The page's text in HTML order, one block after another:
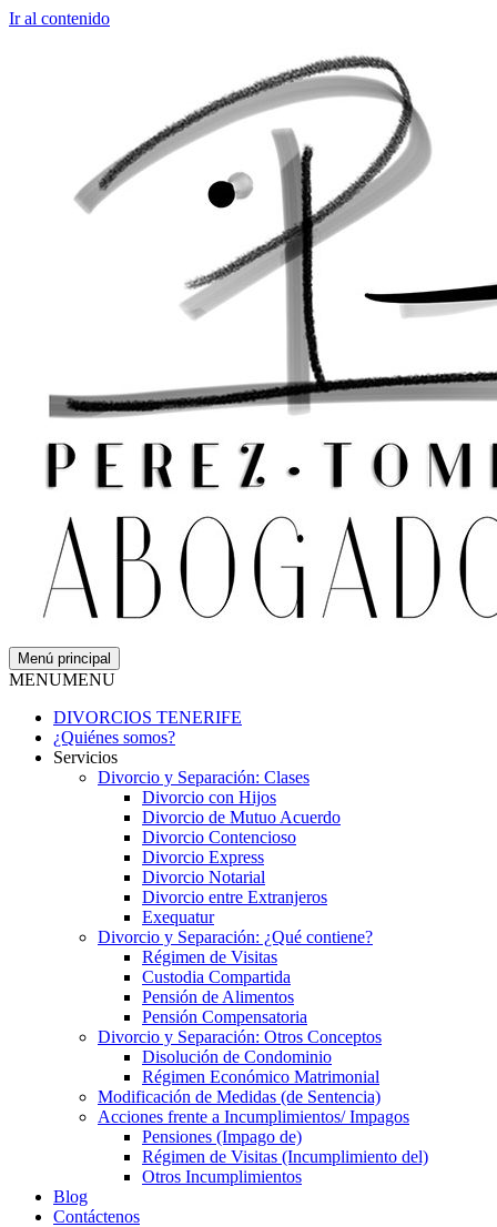
Ir al contenido
Menú principal
MENUMENU
DIVORCIOS TENERIFE
¿Quiénes somos?
Servicios
Divorcio y Separación: Clases
Divorcio con Hijos
Divorcio de Mutuo Acuerdo
Divorcio Contencioso
Divorcio Express
Divorcio Notarial
Divorcio entre Extranjeros
Exequatur
Divorcio y Separación: ¿Qué contiene?
Régimen de Visitas
Custodia Compartida
Pensión de Alimentos
Pensión Compensatoria
Divorcio y Separación: Otros Conceptos
Disolución de Condominio
Régimen Económico Matrimonial
Modificación de Medidas (de Sentencia)
Acciones frente a Incumplimientos/ Impagos
Pensiones (Impago de)
Régimen de Visitas (Incumplimiento del)
Otros Incumplimientos
Blog
Contáctenos